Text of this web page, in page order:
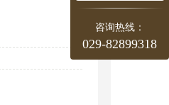
咨询热线：
029-82899318